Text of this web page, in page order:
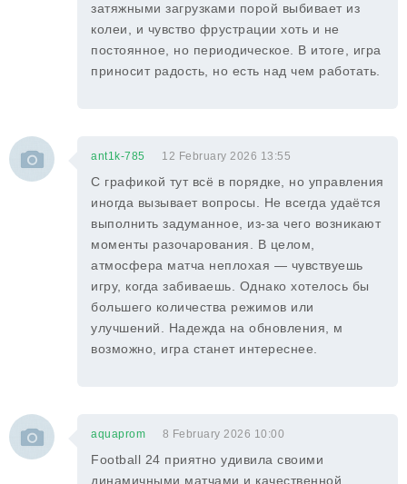
затяжными загрузками порой выбивает из
колеи, и чувство фрустрации хоть и не
постоянное, но периодическое. В итоге, игра
приносит радость, но есть над чем работать.
ant1k-785 12 February 2026 13:55
С графикой тут всё в порядке, но управления
иногда вызывает вопросы. Не всегда удаётся
выполнить задуманное, из-за чего возникают
моменты разочарования. В целом,
атмосфера матча неплохая — чувствуешь
игру, когда забиваешь. Однако хотелось бы
большего количества режимов или
улучшений. Надежда на обновления, м
возможно, игра станет интереснее.
aquaprom 8 February 2026 10:00
Football 24 приятно удивила своими
динамичными матчами и качественной